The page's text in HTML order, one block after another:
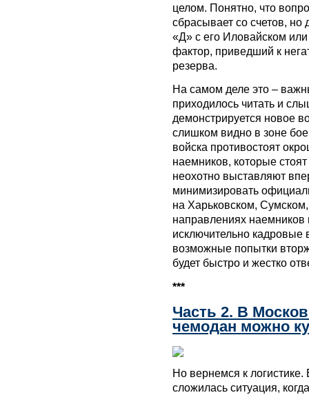
целом. Понятно, что
сбрасывает со счетов, но
«Д» с его Иловайском
фактор, приведший к
резерва.
На самом деле это –
приходилось читать и
демонстрируется новое
слишком видно в зоне
войска противостоят
наемников, которые
неохотно выставляют
минимизировать
на Харьковском,
направлениях наемников
исключительно кадровые
возможные попытки
будет быстро и жестко
***
Часть 2. В
чемодан можно
Но вернемся к
сложилась ситуация,